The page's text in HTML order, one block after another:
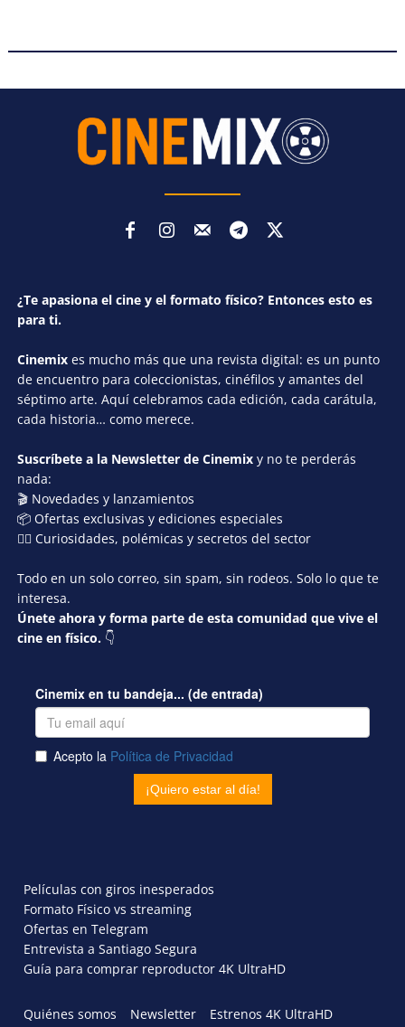
¿Te apasiona el cine y el formato físico? Entonces esto es
para ti.
Cinemix es mucho más que una revista digital: es un punto
de encuentro para coleccionistas, cinéfilos y amantes del
séptimo arte. Aquí celebramos cada edición, cada carátula,
cada historia… como merece.
Suscríbete a la Newsletter de Cinemix y no te perderás
nada:
🎬 Novedades y lanzamientos
📦 Ofertas exclusivas y ediciones especiales
🕵️‍♂️ Curiosidades, polémicas y secretos del sector
Todo en un solo correo, sin spam, sin rodeos. Solo lo que te
interesa.
Únete ahora y forma parte de esta comunidad que vive el
cine en físico. 👇
Películas con giros inesperados
Formato Físico vs streaming
Ofertas en Telegram
Entrevista a Santiago Segura
Guía para comprar reproductor 4K UltraHD
Quiénes somos Newsletter
Estrenos 4K UltraHD